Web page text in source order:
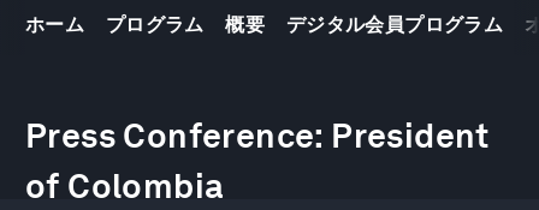
ホーム プログラム 概要 デジタル会員プログラム
Press Conference: President
of Colombia
of
minutes,
38